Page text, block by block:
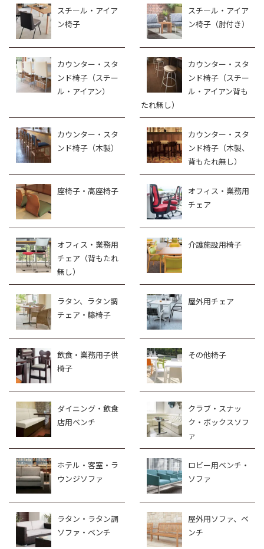
スチール・アイア
ン椅子
スチール・アイア
ン椅子（肘付き）
カウンター・スタ
ンド椅子（スチー
ル・アイアン）
カウンター・スタ
ンド椅子（スチー
ル・アイアン背も
たれ無し）
カウンター・スタ
ンド椅子（木製）
カウンター・スタ
ンド椅子（木製、
背もたれ無し）
座椅子・高座椅子
オフィス・業務用
チェア
オフィス・業務用
チェア（背もたれ
無し）
介護施設用椅子
ラタン、ラタン調
チェア・籐椅子
屋外用チェア
飲食・業務用子供
椅子
その他椅子
ダイニング・飲食
店用ベンチ
クラブ・スナッ
ク・ボックスソフ
ァ
ホテル・客室・ラ
ウンジソファ
ロビー用ベンチ・
ソファ
ラタン・ラタン調
ソファ・ベンチ
屋外用ソファ、ベ
ンチ